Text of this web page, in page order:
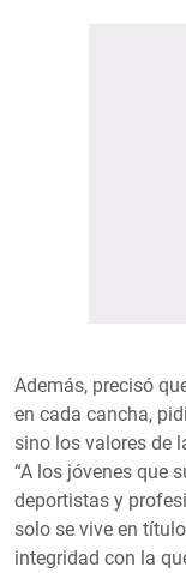
Además, precisó
en cada cancha,
sino los valores de
“A los jóvenes que
deportistas y
solo se vive en
integridad con la